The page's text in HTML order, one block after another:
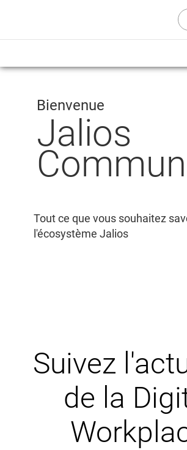
Bienvenue
Jalios
Tout ce que vous souhaitez
l'écosystème Jalios
Suivez
de la